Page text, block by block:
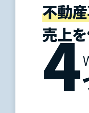
不動
売上
4